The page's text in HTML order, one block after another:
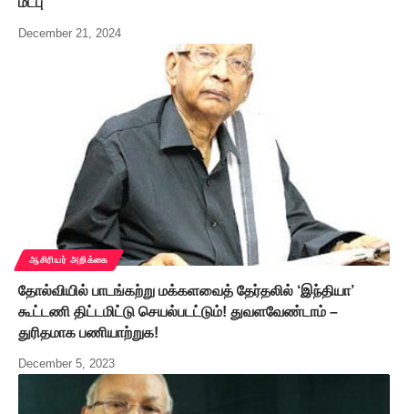
December 21, 2024
ஆசிரியர் அறிக்கை
தோல்வியில் பாடங்கற்று மக்களவைத் தேர்தலில் ‘இந்தியா’
கூட்டணி திட்டமிட்டு செயல்படட்டும்! துவளவேண்டாம் –
துரிதமாக பணியாற்றுக!
December 5, 2023